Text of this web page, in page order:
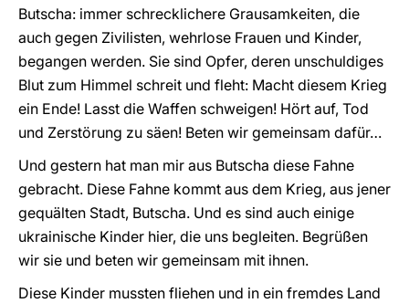
Butscha: immer schrecklichere Grausamkeiten, die
auch gegen Zivilisten, wehrlose Frauen und Kinder,
begangen werden. Sie sind Opfer, deren unschuldiges
Blut zum Himmel schreit und fleht: Macht diesem Krieg
ein Ende! Lasst die Waffen schweigen! Hört auf, Tod
und Zerstörung zu säen! Beten wir gemeinsam dafür…
Und gestern hat man mir aus Butscha diese Fahne
gebracht. Diese Fahne kommt aus dem Krieg, aus jener
gequälten Stadt, Butscha. Und es sind auch einige
ukrainische Kinder hier, die uns begleiten. Begrüßen
wir sie und beten wir gemeinsam mit ihnen.
Diese Kinder mussten fliehen und in ein fremdes Land